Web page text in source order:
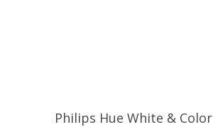
Philips Hue White & Color